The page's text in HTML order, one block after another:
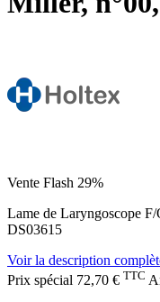
Vente Flash 29%
Lame de Laryngoscope
DS03615
Voir la description
Prix spécial 72,70 € TTC